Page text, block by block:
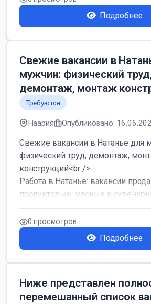
Подробнее
Свежие вакансии в
мужчин: физический
демонтаж, монтаж
Требуются
Наария Опубликовано:
Свежие вакансии в Натанье для
физический труд, демонтаж,
конструкций<br />
Работа в Натанье: вакансии
продуктовые, мясные и
Разнорабочий на сборку м...
0 просмотров
Подробнее
Ниже представлен
перемешанный список